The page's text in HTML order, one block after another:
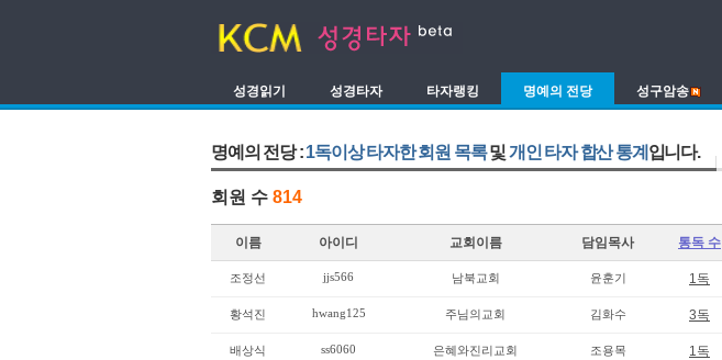
성경읽기 성경타자 타자랭킹 명예의 전당 성구암송
명예의 전당 :1독이상 타자한 회원 목록및개인 타자 합산 통계 입니다.
회원 수 814
이름 아이디 교회이름 담임목사 통독 수
조정선 jjs566 남북교회 윤훈기 1독
황석진 hwang125 주님의교회 김화수 3독
배상식 ss6060 은혜와진리교회 조용목 1독